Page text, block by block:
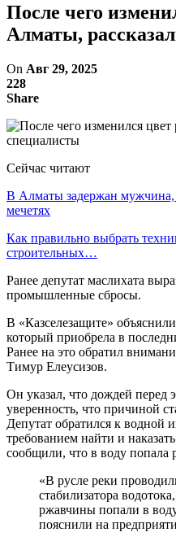
После чего
Алматы,
On Авг 29, 2025
228
Share
Сейчас читают
В Алматы задержан мужчина,
мечетях
Как правильно выбрать
строительных…
Ранее депутат маслихата
промышленные сбросы.
В «Казселезащите»
который приобрела в
Ранее на это обратил
Тимур Елеусизов.
Он указал, что дождей перед
уверенность, что причиной
Депутат обратился к водной
требованием найти и
сообщили, что в воду попала
«В русле реки
стабилизатора
ржавчины попали в
пояснили на